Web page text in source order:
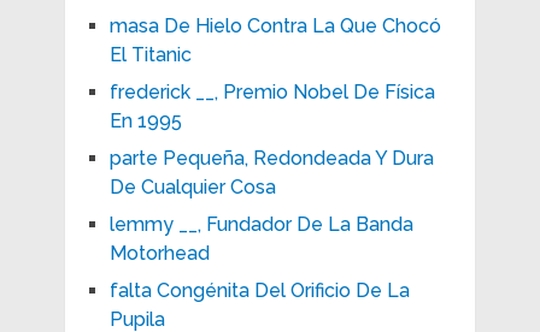
masa De Hielo Contra La Que Chocó
El Titanic
frederick __, Premio Nobel De Física
En 1995
parte Pequeña, Redondeada Y Dura
De Cualquier Cosa
lemmy __, Fundador De La Banda
Motorhead
falta Congénita Del Orificio De La
Pupila